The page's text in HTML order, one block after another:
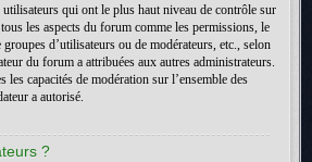
qui ont le plus haut niveau de contrôle sur
les aspects du forum comme les permissions, le
d’utilisateurs ou de modérateurs, etc., selon
du forum a attribuées aux autres administrateurs.
les capacités de modération sur l’ensemble des
a autorisé.
?